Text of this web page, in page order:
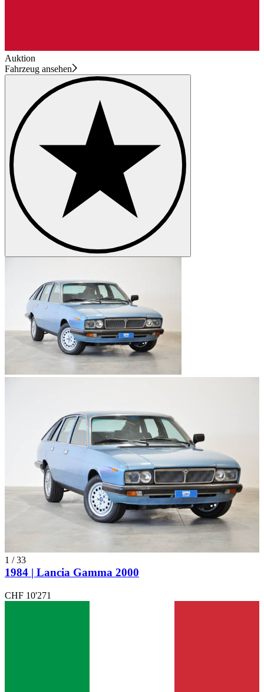
Auktion
Fahrzeug ansehen
1 /33
1984 | Lancia Gamma 2000
CHF 10'271